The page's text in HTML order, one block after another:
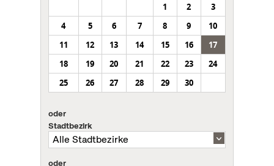
1
2
3
4
5 6 7 8 9
10
11
12 13 14 15 16
17
18
19 20 21 22 23
24
25
26 27 28 29 30
oder
Stadtbezirk
oder